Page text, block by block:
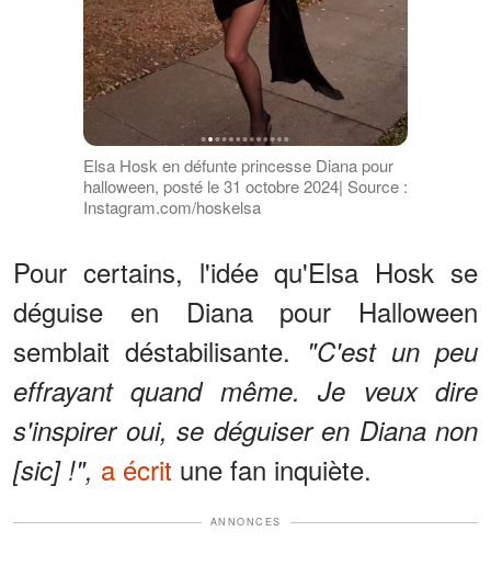
Elsa Hosk en défunte princesse Diana pour
halloween, posté le 31 octobre 2024| Source :
Instagram.com/hoskelsa
Pour certains, l'idée qu'Elsa Hosk se
déguise en Diana pour Halloween
semblait déstabilisante. "C'est un peu
effrayant quand même. Je veux dire
s'inspirer oui, se déguiser en Diana non
[sic] !", a écrit une fan inquiète.
ANNONCES